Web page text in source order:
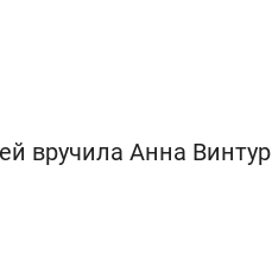
вручила Анна Винтур